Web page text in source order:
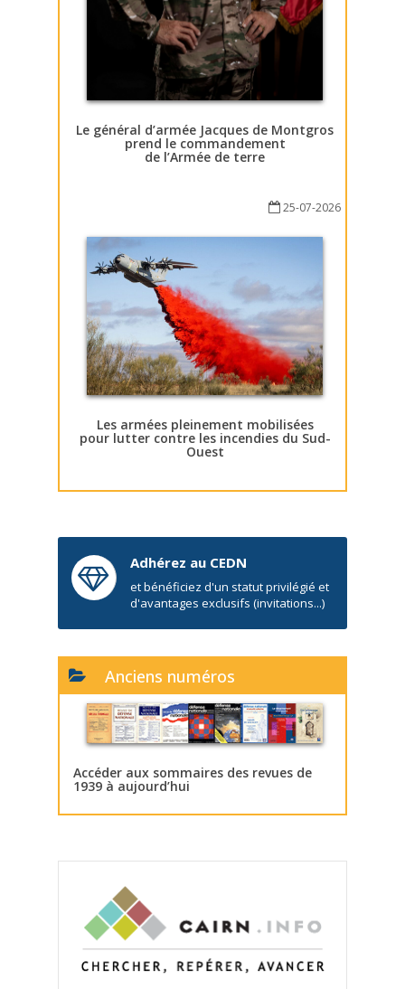
Le général d’armée Jacques de Montgros
prend le commandement
de l’Armée de terre
25-07-2026
Les armées pleinement mobilisées
pour lutter contre les incendies du Sud-
Ouest
Adhérez au CEDN
et bénéficiez d'un statut privilégié et
d'avantages exclusifs (invitations...)
Anciens numéros
Accéder aux sommaires des revues de
1939 à aujourd’hui